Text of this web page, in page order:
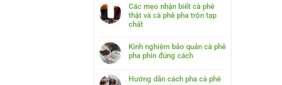
Các mẹo nhận biết cà phê
thật và cà phê pha trộn tạp
chất
Kinh nghiệm bảo quản cà phê
pha phin đúng cách
Hướng dẫn cách pha cà phê